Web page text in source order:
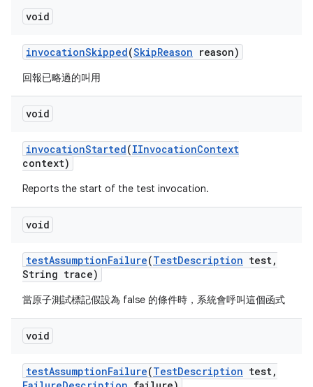
void
invocationSkipped(SkipReason reason)
回報已略過的叫用
void
invocationStarted(IInvocationContext
context)
Reports the start of the test invocation.
void
testAssumptionFailure(TestDescription test,
String trace)
當原子測試標記假設為 false 的條件時，系統會呼叫這個函式
void
testAssumptionFailure(TestDescription test,